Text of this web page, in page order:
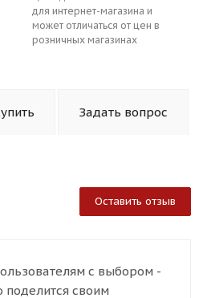
для интернет-магазина и
может отличаться от цен в
розничных магазинах
Задать вопрос
Оставить отзыв
с выбором -
поделится своим